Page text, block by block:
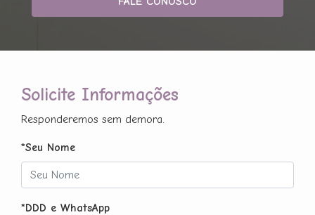
Solicite Informações
Responderemos sem demora.
*Seu Nome
*DDD e WhatsApp